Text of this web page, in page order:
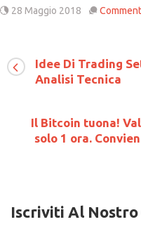
28 Maggio 2018
Idee Di Trading
Analisi Tecnica
Il Bitcoin tuona!
solo 1 ora.
Iscriviti Al Nostro